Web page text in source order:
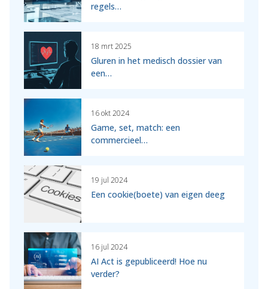
regels…
18 mrt 2025
Gluren in het medisch dossier van
een…
16 okt 2024
Game, set, match: een
commercieel…
19 jul 2024
Een cookie(boete) van eigen deeg
16 jul 2024
AI Act is gepubliceerd! Hoe nu
verder?